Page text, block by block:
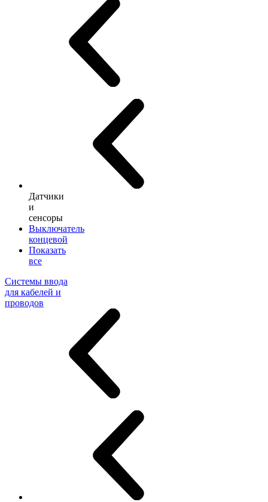
Датчики
и
сенсоры
Выключатель
концевой
Показать
все
Системы ввода
для кабелей и
проводов